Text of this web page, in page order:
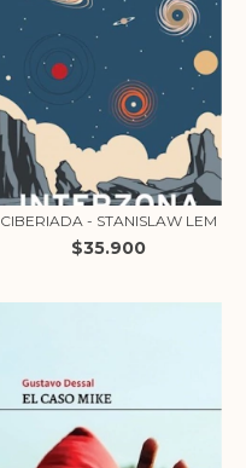
CIBERIADA - STANISLAW LEM
$35.900